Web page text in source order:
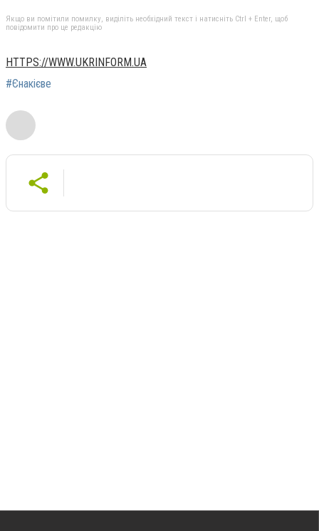
Якщо ви помітили помилку, виділіть необхідний текст і натисніть Ctrl + Enter, щоб
повідомити про це редакцію
HTTPS://WWW.UKRINFORM.UA
#Єнакієве